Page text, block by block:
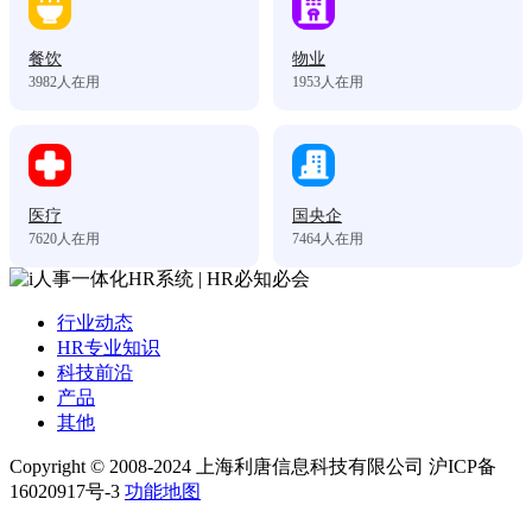
餐饮
3982人在用
物业
1953人在用
医疗
7620人在用
国央企
7464人在用
行业动态
HR专业知识
科技前沿
产品
其他
Copyright © 2008-2024 上海利唐信息科技有限公司 沪ICP备
16020917号-3 功能地图